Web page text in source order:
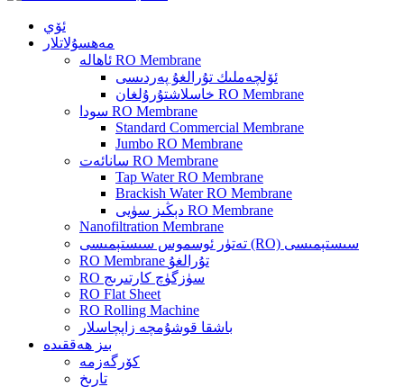
ئۆي
مەھسۇلاتلار
ئاھالە RO Membrane
ئۆلچەملىك تۇرالغۇ پەردىسى
خاسلاشتۇرۇلغان RO Membrane
سودا RO Membrane
Standard Commercial Membrane
Jumbo RO Membrane
سانائەت RO Membrane
Tap Water RO Membrane
Brackish Water RO Membrane
دېڭىز سۈيى RO Membrane
Nanofiltration Membrane
تەتۈر ئوسموس سىستېمىسى (RO) سىستېمىسى
RO Membrane تۇرالغۇ
RO سۈزگۈچ كارتىرىج
RO Flat Sheet
RO Rolling Machine
باشقا قوشۇمچە زاپچاسلار
بىز ھەققىدە
كۆرگەزمە
تارىخ